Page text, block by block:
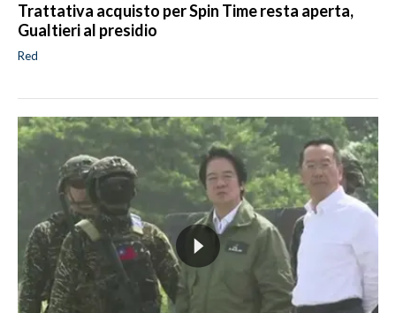
Trattativa acquisto per Spin Time resta aperta,
Gualtieri al presidio
Red